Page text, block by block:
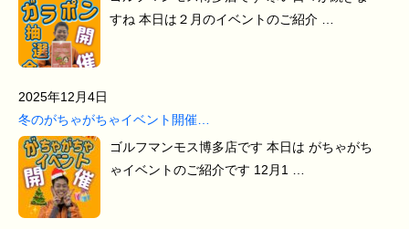
すね 本日は２月のイベントのご紹介 …
2025年12月4日
冬のがちゃがちゃイベント開催…
ゴルフマンモス博多店です 本日は がちゃがち
ゃイベントのご紹介です 12月1 …